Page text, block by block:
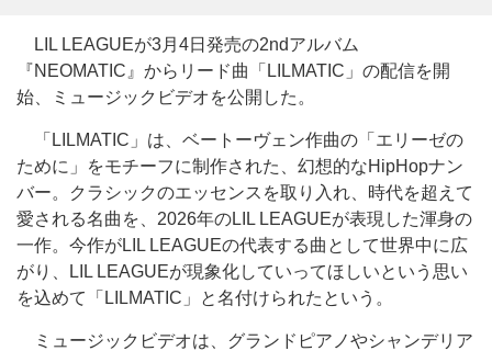
LIL LEAGUEが3月4日発売の2ndアルバム
『NEOMATIC』からリード曲「LILMATIC」の配信を開
始、ミュージックビデオを公開した。
「LILMATIC」は、ベートーヴェン作曲の「エリーゼの
ために」をモチーフに制作された、幻想的なHipHopナン
バー。クラシックのエッセンスを取り入れ、時代を超えて
愛される名曲を、2026年のLIL LEAGUEが表現した渾身の
一作。今作がLIL LEAGUEの代表する曲として世界中に広
がり、LIL LEAGUEが現象化していってほしいという思い
を込めて「LILMATIC」と名付けられたという。
ミュージックビデオは、グランドピアノやシャンデリア